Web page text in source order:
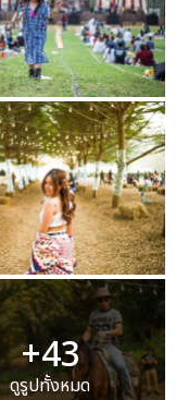
+43
ดูรูปทั้งหมด